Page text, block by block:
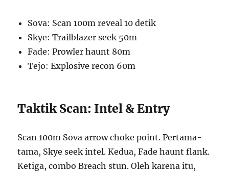
Sova: Scan 100m reveal 10 detik
Skye: Trailblazer seek 50m
Fade: Prowler haunt 80m
Tejo: Explosive recon 60m
Taktik Scan: Intel & Entry
Scan 100m Sova arrow choke point. Pertama-
tama, Skye seek intel. Kedua, Fade haunt flank.
Ketiga, combo Breach stun. Oleh karena itu,